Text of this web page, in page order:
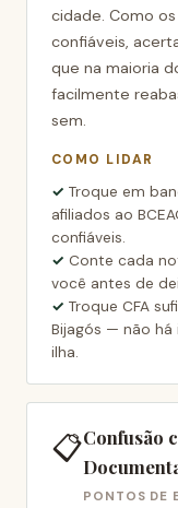
cidade. Como
confiáveis,
que na maioria
facilmente
sem.
COMO LIDAR
Troque em
afiliados ao
confiáveis.
Conte cada
você antes de
Troque CFA
Bijagós — não há
ilha.
📋Confusão
PONTOS DE